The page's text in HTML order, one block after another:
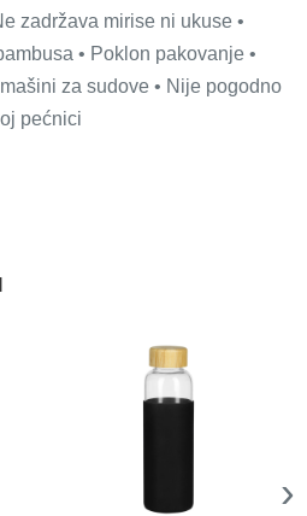
zadržava mirise ni ukuse •
• Poklon pakovanje •
za sudove • Nije pogodno
pećnici
›